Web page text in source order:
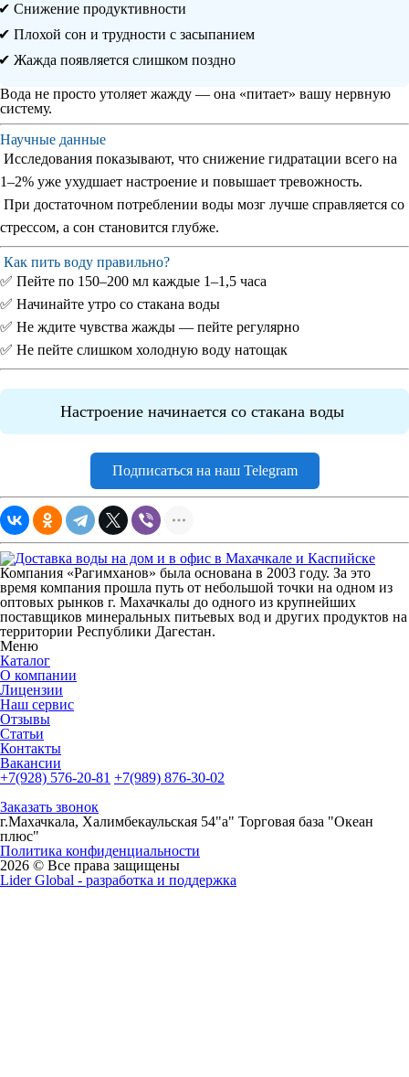
Снижение продуктивности
Плохой сон и трудности с засыпанием
Жажда появляется слишком поздно
Вода не просто утоляет жажду — она «питает» вашу нервную
систему.
Научные данные
Исследования показывают, что снижение гидратации всего на
1–2% уже ухудшает настроение и повышает тревожность.
При достаточном потреблении воды мозг лучше справляется со
стрессом, а сон становится глубже.
Как пить воду правильно?
✅ Пейте по 150–200 мл каждые 1–1,5 часа
✅ Начинайте утро со стакана воды
✅ Не ждите чувства жажды — пейте регулярно
✅ Не пейте слишком холодную воду натощак
Настроение начинается со стакана воды
Подписаться на наш Telegram
Компания «Рагимханов» была основана в 2003 году. За это
время компания прошла путь от небольшой точки на одном из
оптовых рынков г. Махачкалы до одного из крупнейших
поставщиков минеральных питьевых вод и других продуктов на
территории Республики Дагестан.
Меню
Каталог
О компании
Лицензии
Наш сервис
Отзывы
Статьи
Контакты
Вакансии
+7(928) 576-20-81 +7(989) 876-30-02
Заказать звонок
г.Махачкала, Халимбекаульская 54"а" Торговая база "Океан
плюс"
Политика конфиденциальности
2026 © Все права защищены
Lider Global - разработка и поддержка